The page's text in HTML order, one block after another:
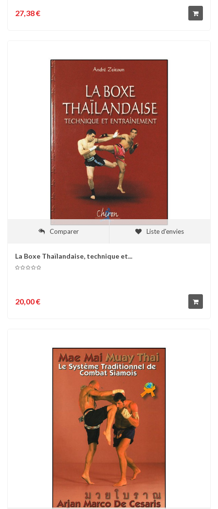
27,38 €
Comparer Liste d'envies
La Boxe Thaïlandaise, technique et...
20,00 €